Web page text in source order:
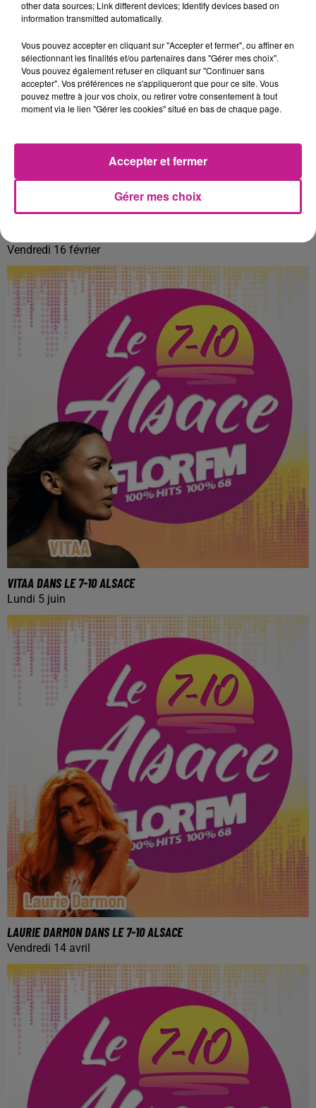
Vendredi 16 février
VITAA DANS LE 7-10 ALSACE
Lundi 5 juin
LAURIE DARMON DANS LE 7-10 ALSACE
Vendredi 14 avril
other data sources; Link different devices; Identify devices based on
information transmitted automatically.
Vous pouvez accepter en cliquant sur "Accepter et fermer", ou affiner en
sélectionnant les finalités et/ou partenaires dans "Gérer mes choix".
Vous pouvez également refuser en cliquant sur "Continuer sans
accepter". Vos préférences ne s'appliqueront que pour ce site. Vous
pouvez mettre à jour vos choix, ou retirer votre consentement à tout
moment via le lien "Gérer les cookies" situé en bas de chaque page.
Gérer mes choix
Accepter et fermer